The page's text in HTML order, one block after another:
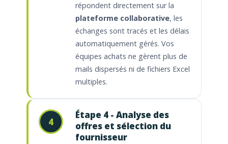
répondent directement sur la
plateforme collaborative, les
échanges sont tracés et les délais
automatiquement gérés. Vos
équipes achats ne gèrent plus de
mails dispersés ni de fichiers Excel
multiples.
4
Étape 4 - Analyse des
offres et sélection du
fournisseur